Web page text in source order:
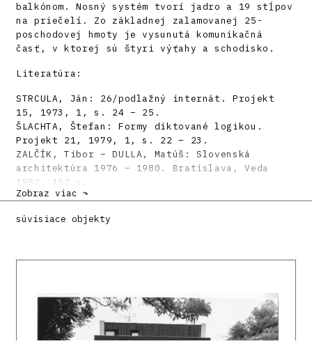
balkónom. Nosný systém tvorí jadro a 19 stĺpov
na priečelí. Zo základnej zalamovanej 25-
poschodovej hmoty je vysunutá komunikačná
časť, v ktorej sú štyri výťahy a schodisko.
Literatúra:
STRCULA, Ján: 26/podlažný internát. Projekt
15, 1973, 1, s. 24 – 25.
ŠLACHTA, Štefan: Formy diktované logikou.
Projekt 21, 1979, 1, s. 22 – 23.
ZALČÍK, Tibor – DULLA, Matúš: Slovenská
architektúra 1976 – 1980. Bratislava, Veda
1982. 192 s.
DULLA, Matúš – MORAVČÍKOVÁ, Henrieta:
Bratislava, Slovart 2002. 512 s., tu s. 446.
Zobraz viac ↷
súvisiace objekty